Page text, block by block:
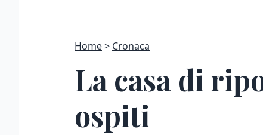
Home Cronaca
La casa di
ospiti